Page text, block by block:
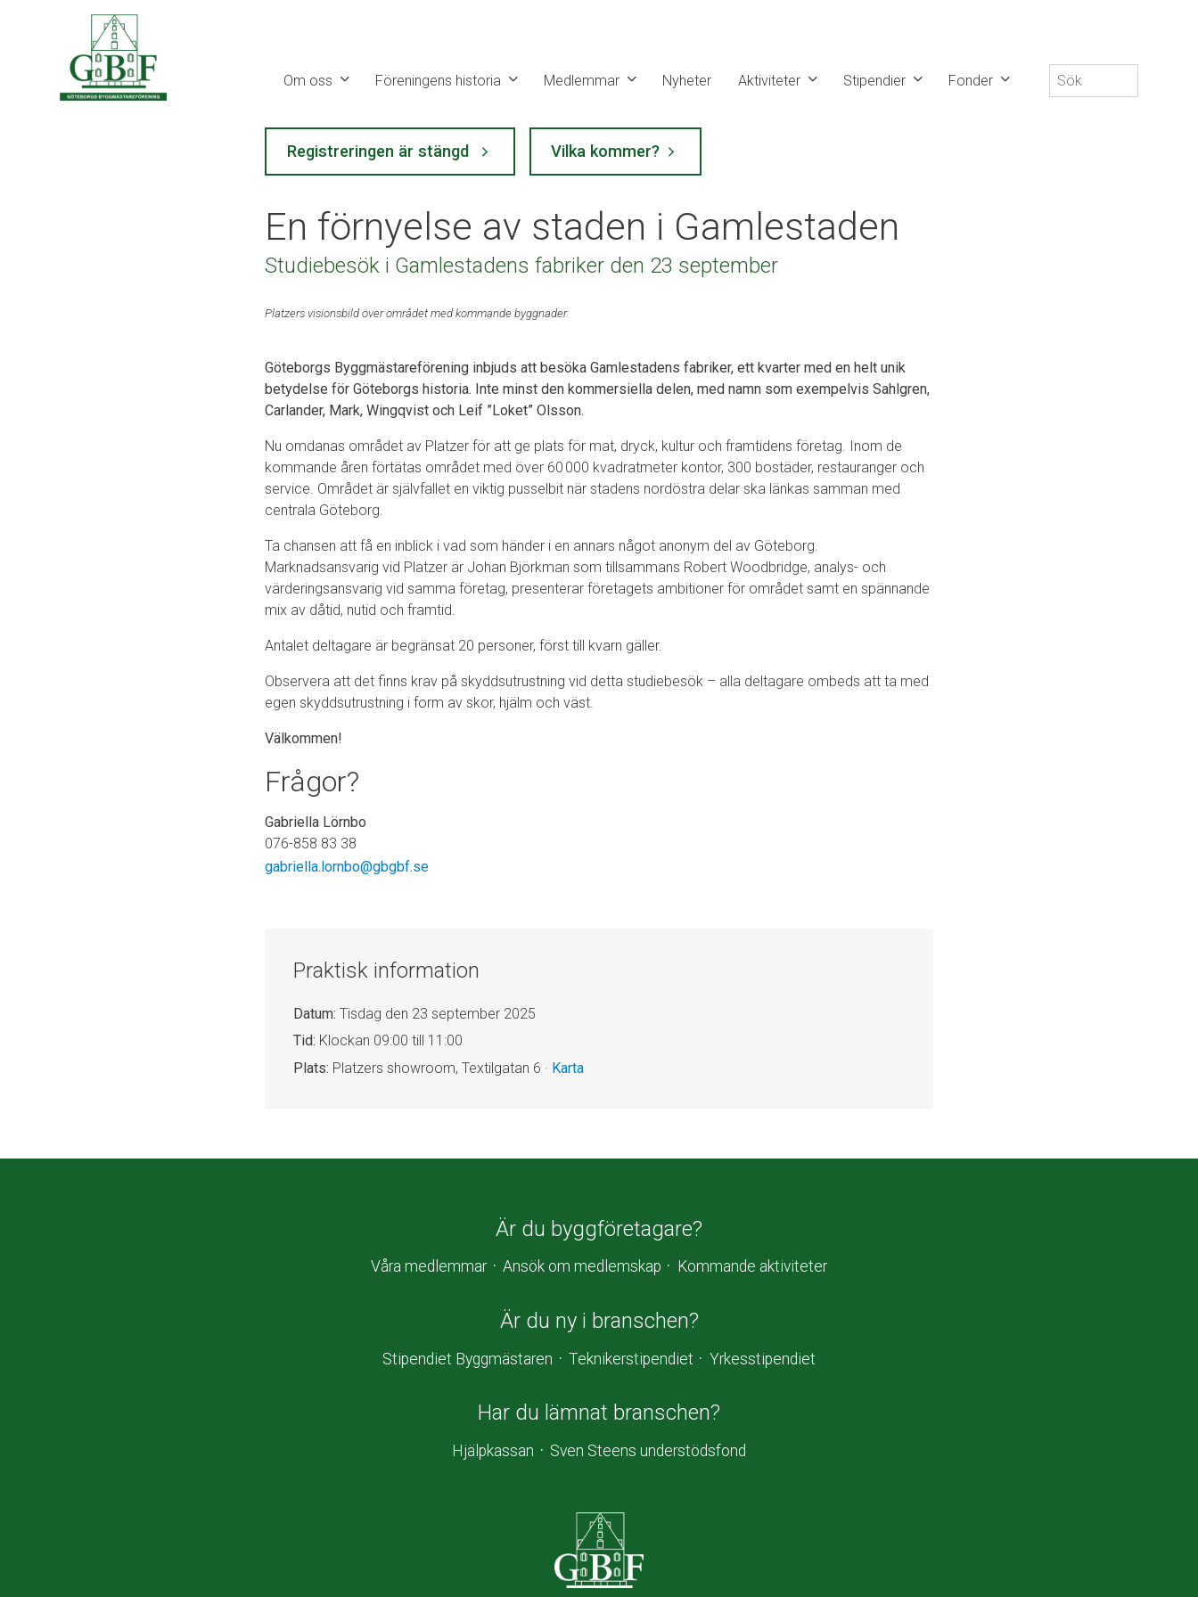
Om oss Föreningens historia Medlemmar Nyheter Aktiviteter Stipendier Fonder
Sök
efter:
Registreringen är stängd Vilka kommer?
En förnyelse av staden i Gamlestaden
Studiebesök i Gamlestadens fabriker den 23 september
Platzers visionsbild över området med kommande byggnader.
Göteborgs Byggmästareförening inbjuds att besöka Gamlestadens fabriker, ett kvarter med en helt unik
betydelse för Göteborgs historia. Inte minst den kommersiella delen, med namn som exempelvis Sahlgren,
Carlander, Mark, Wingqvist och Leif ”Loket” Olsson.
Nu omdanas området av Platzer för att ge plats för mat, dryck, kultur och framtidens företag. Inom de
kommande åren förtätas området med över 60 000 kvadratmeter kontor, 300 bostäder, restauranger och
service. Området är självfallet en viktig pusselbit när stadens nordöstra delar ska länkas samman med
centrala Göteborg.
Ta chansen att få en inblick i vad som händer i en annars något anonym del av Göteborg.
Marknadsansvarig vid Platzer är Johan Björkman som tillsammans Robert Woodbridge, analys- och
värderingsansvarig vid samma företag, presenterar företagets ambitioner för området samt en spännande
mix av dåtid, nutid och framtid.
Antalet deltagare är begränsat 20 personer, först till kvarn gäller.
Observera att det finns krav på skyddsutrustning vid detta studiebesök – alla deltagare ombeds att ta med
egen skyddsutrustning i form av skor, hjälm och väst.
Välkommen!
Frågor?
Gabriella Lörnbo
076-858 83 38
gabriella.lornbo@gbgbf.se
Praktisk information
Datum: Tisdag den 23 september 2025
Tid: Klockan 09:00 till 11:00
Plats: Platzers showroom, Textilgatan 6 · Karta
Är du byggföretagare?
Våra medlemmar Ansök om medlemskap Kommande aktiviteter
Är du ny i branschen?
Stipendiet Byggmästaren Teknikerstipendiet Yrkesstipendiet
Har du lämnat branschen?
Hjälpkassan Sven Steens understödsfond